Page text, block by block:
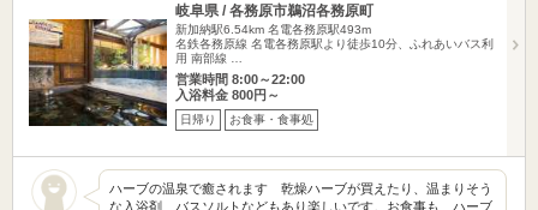
岐阜県 / 各務原市鵜沼各務原町
新加納駅6.54km 名電各務原駅493m
名鉄各務原線 名電各務原駅より徒歩10分、ふれあいバス利
用 南部線 …
営業時間 8:00～22:00
入浴料金 800円～
日帰り お食事・食事処
ハーブの温泉で癒されます 乾燥ハーブが買えたり、温まりそう
な入浴剤、バスソルトなどもあり楽しいです。お食事も、ハーブ